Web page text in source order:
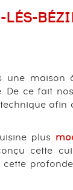
LÉS-
maison
De ce fait
afin
plus
cette